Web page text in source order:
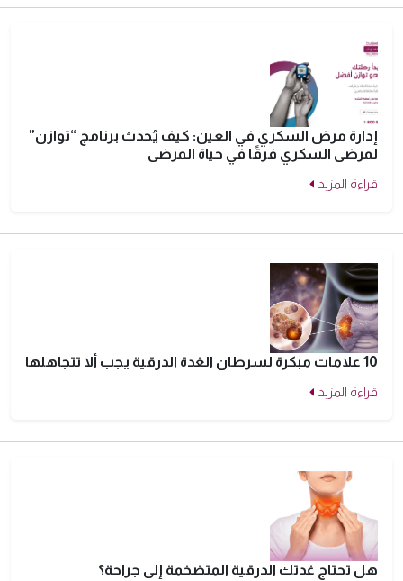
إدارة مرض السكري في العين: كيف يُحدث برنامج “توازن”
لمرضى السكري فرقًا في حياة المرضى
قراءة المزيد
قراءة المزيد
هل تحتاج غدتك الدرقية المتضخمة إلى جراحة؟